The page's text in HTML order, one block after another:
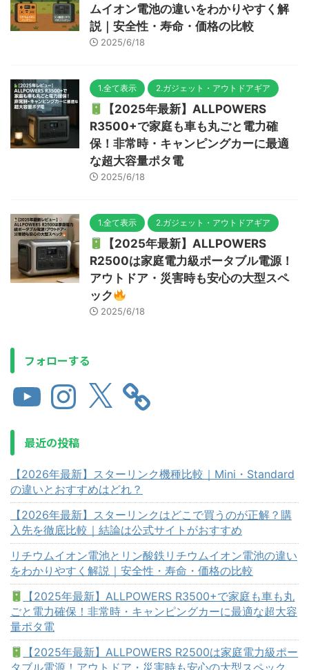
ムイオン電池の違いをわかりやすく解
説｜安全性・寿命・価格の比較
2025/6/18
1.全て表示 2.ガジェット・アウトドアギア
【2025年最新】ALLPOWERS
R3500+で家庭も車も丸ごと電力確
保！非常時・キャンピングカーに最適
な超大容量ポタ電
2025/6/18
1.全て表示 2.ガジェット・アウトドアギア
【2025年最新】ALLPOWERS
R2500は家庭電力級ポータブル電源！
アウトドア・災害時も安心の大型スペ
ック
2025/6/18
フォローする
最近の投稿
【2026年最新】スターリンク機種比較｜Mini・Standard
の違いとおすすめはどれ？
【2026年最新】スターリンクはどこで買うのが正解？購
入先を徹底比較｜結論は公式サイトがおすすめ
リチウムイオン電池とリン酸鉄リチウムイオン電池の違い
をわかりやすく解説｜安全性・寿命・価格の比較
【2025年最新】ALLPOWERS R3500+で家庭も車も丸
ごと電力確保！非常時・キャンピングカーに最適な超大容
量ポタ電
【2025年最新】ALLPOWERS R2500は家庭電力級ポー